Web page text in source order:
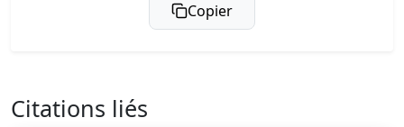
Copier
Citations liés